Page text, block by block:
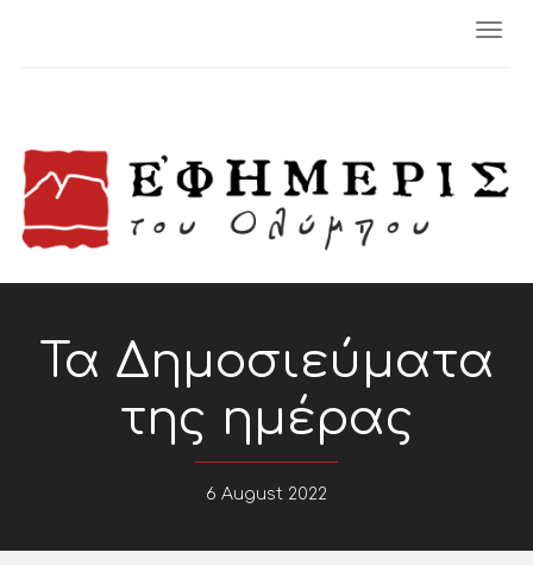
Τα Δημοσιεύματα
της ημέρας
6 August 2022